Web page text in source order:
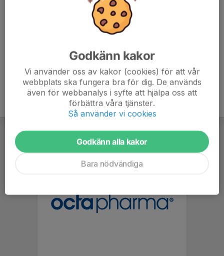
Godkänn kakor
Vi använder oss av kakor (cookies) för att vår
webbplats ska fungera bra för dig. De används
även för webbanalys i syfte att hjälpa oss att
förbättra våra tjänster.
Så använder vi cookies
Godkänn alla kakor
Bara nödvändiga